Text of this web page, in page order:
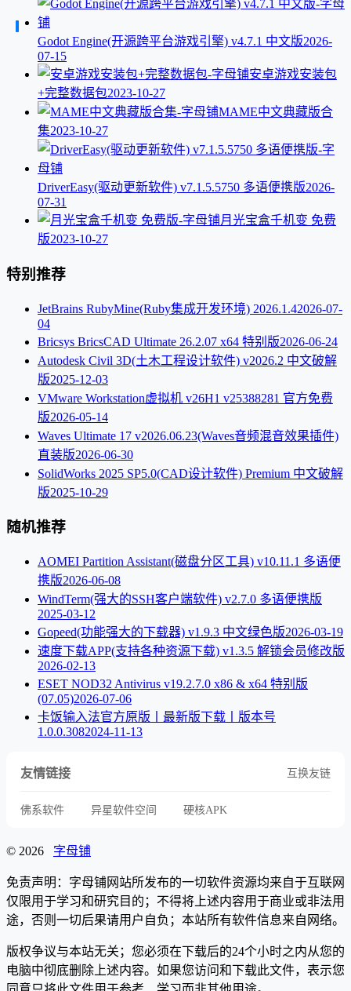
Godot Engine(开源跨平台游戏引擎) v4.7.1 中文版2026-
07-15
安卓游戏安装包
+完整数据包2023-10-27
MAME中文典藏版合
集2023-10-27
DriverEasy(驱动更新软件) v7.1.5.5750 多语便携版2026-
07-31
月光宝盒千机变 免费
版2023-10-27
特别推荐
JetBrains RubyMine(Ruby集成开发环境) 2026.1.42026-07-
04
Bricsys BricsCAD Ultimate 26.2.07 x64 特别版2026-06-24
Autodesk Civil 3D(土木工程设计软件) v2026.2 中文破解
版2025-12-03
VMware Workstation虚拟机 v26H1 v25388281 官方免费
版2026-05-14
Waves Ultimate 17 v2026.06.23(Waves音频混音效果插件)
直装版2026-06-30
SolidWorks 2025 SP5.0(CAD设计软件) Premium 中文破解
版2025-10-29
随机推荐
AOMEI Partition Assistant(磁盘分区工具) v10.11.1 多语便
携版2026-06-08
WindTerm(强大的SSH客户端软件) v2.7.0 多语便携版
2025-03-12
Gopeed(功能强大的下载器) v1.9.3 中文绿色版2026-03-19
速度下载APP(支持各种资源下载) v1.3.5 解锁会员修改版
2026-02-13
ESET NOD32 Antivirus v19.2.7.0 x86 & x64 特别版
(07.05)2026-07-06
卡饭输入法官方原版丨最新版下载丨版本号
1.0.0.3082024-11-13
友情链接 互换友链
佛系软件 异星软件空间 硬核APK
© 2026 字母铺
免责声明：字母铺网站所发布的一切软件资源均来自于互联网
仅限用于学习和研究目的；不得将上述内容用于商业或非法用
途，否则一切后果请用户自负；本站所有软件信息来自网络。
版权争议与本站无关；您必须在下载后的24个小时之内从您的
电脑中彻底删除上述内容。如果您访问和下载此文件，表示您